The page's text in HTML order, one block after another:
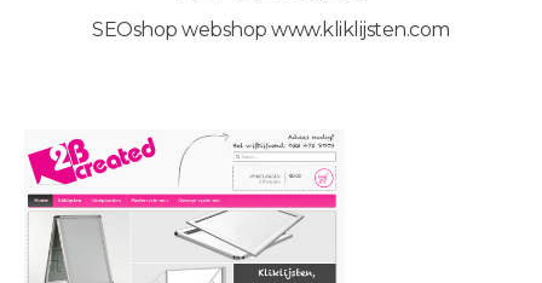
SEOshop webshop www.kliklijsten.com